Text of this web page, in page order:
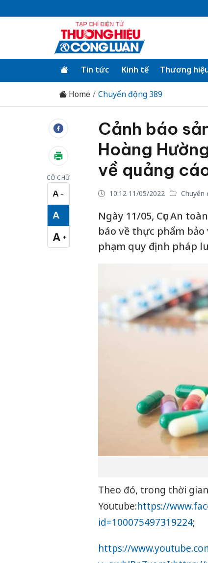
Tin tức Kinh tế Thương
Home Chuyển động 389
CỠ CHỮ
A −
Cỡ chữ nhỏ
A
Cỡ chữ vừa
A +
Cỡ chữ lớn
Cảnh báo
Hoàng
về quảng
10:12 11/05/2022 Chuyển
Ngày 11/05, Cục An
báo về thực phẩm
phạm quy định pháp
Theo đó, trong thời
Youtube:https://
id=100075497319224;
https://